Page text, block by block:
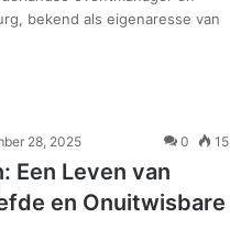
bekend als eigenaresse van
28, 2025 0 15
Een Leven van
en Onuitwisbare